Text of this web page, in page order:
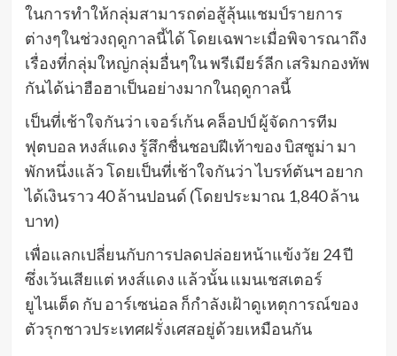
ในการทำให้กลุ่มสามารถต่อสู้ลุ้นแชมป์รายการ
ต่างๆในช่วงฤดูกาลนี้ได้ โดยเฉพาะเมื่อพิจารณาถึง
เรื่องที่กลุ่มใหญ่กลุ่มอื่นๆใน พรีเมียร์ลีก เสริมกองทัพ
กันได้น่าฮือฮาเป็นอย่างมากในฤดูกาลนี้
เป็นที่เช้าใจกันว่า เจอร์เก้น คล็อปป์ ผู้จัดการทีม
ฟุตบอล หงส์แดง รู้สึกชื่นชอบฝีเท้าของ บิสซูม่า มา
พักหนึ่งแล้ว โดยเป็นที่เช้าใจกันว่า ไบรท์ตันฯ อยาก
ได้เงินราว 40 ล้านปอนด์ (โดยประมาณ 1,840 ล้าน
บาท)
เพื่อแลกเปลี่ยนกับการปลดปล่อยหน้าแข้งวัย 24 ปี
ซึ่งเว้นเสียแต่ หงส์แดง แล้วนั้น แมนเชสเตอร์
ยูไนเต็ด กับ อาร์เซน่อล ก็กำลังเฝ้าดูเหตุการณ์ของ
ตัวรุกชาวประเทศฝรั่งเศสอยู่ด้วยเหมือนกัน